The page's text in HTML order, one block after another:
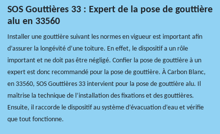
SOS Gouttières 33 : Expert de la pose de gouttière
alu en 33560
Installer une gouttière suivant les normes en vigueur est important afin
d’assurer la longévité d’une toiture. En effet, le dispositif a un rôle
important et ne doit pas être négligé. Confier la pose de gouttière à un
expert est donc recommandé pour la pose de gouttière. À Carbon Blanc,
en 33560, SOS Gouttières 33 intervient pour la pose de gouttière alu. Il
maîtrise la technique de l’installation des fixations et des gouttières.
Ensuite, il raccorde le dispositif au système d’évacuation d’eau et vérifie
que tout fonctionne.